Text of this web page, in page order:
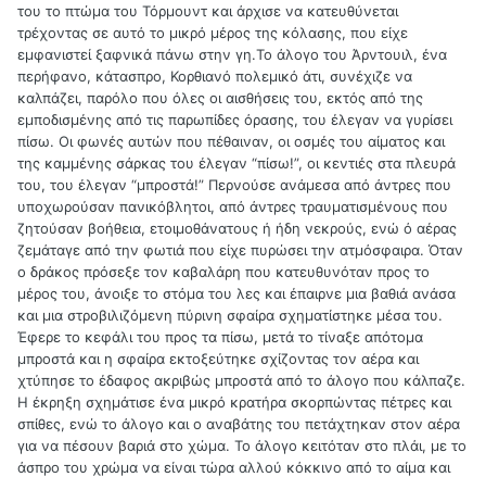
του το πτώμα του Τόρμουντ και άρχισε να κατευθύνεται
τρέχοντας σε αυτό το μικρό μέρος της κόλασης, που είχε
εμφανιστεί ξαφνικά πάνω στην γη.Το άλογο του Άρντουιλ, ένα
περήφανο, κάτασπρο, Κορθιανό πολεμικό άτι, συνέχιζε να
καλπάζει, παρόλο που όλες οι αισθήσεις του, εκτός από της
εμποδισμένης από τις παρωπίδες όρασης, του έλεγαν να γυρίσει
πίσω. Οι φωνές αυτών που πέθαιναν, οι οσμές του αίματος και
της καμμένης σάρκας του έλεγαν “πίσω!”, οι κεντιές στα πλευρά
του, του έλεγαν “μπροστά!” Περνούσε ανάμεσα από άντρες που
υποχωρούσαν πανικόβλητοι, από άντρες τραυματισμένους που
ζητούσαν βοήθεια, ετοιμοθάνατους ή ήδη νεκρούς, ενώ ό αέρας
ζεμάταγε από την φωτιά που είχε πυρώσει την ατμόσφαιρα. Όταν
ο δράκος πρόσεξε τον καβαλάρη που κατευθυνόταν προς το
μέρος του, άνοιξε το στόμα του λες και έπαιρνε μια βαθιά ανάσα
και μια στροβιλιζόμενη πύρινη σφαίρα σχηματίστηκε μέσα του.
Έφερε το κεφάλι του προς τα πίσω, μετά το τίναξε απότομα
μπροστά και η σφαίρα εκτοξεύτηκε σχίζοντας τον αέρα και
χτύπησε το έδαφος ακριβώς μπροστά από το άλογο που κάλπαζε.
Η έκρηξη σχημάτισε ένα μικρό κρατήρα σκορπώντας πέτρες και
σπίθες, ενώ το άλογο και ο αναβάτης του πετάχτηκαν στον αέρα
για να πέσουν βαριά στο χώμα. Το άλογο κειτόταν στο πλάι, με το
άσπρο του χρώμα να είναι τώρα αλλού κόκκινο από το αίμα και